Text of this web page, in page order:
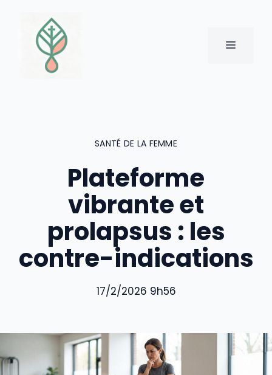
contenu
MENU
SANTÉ DE LA FEMME
Plateforme
vibrante et
prolapsus : les
contre-indications
17/2/2026 9h56